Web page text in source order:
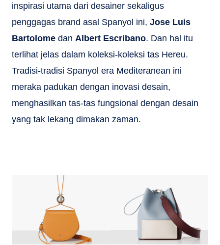
inspirasi utama dari desainer sekaligus
penggagas brand asal Spanyol ini, Jose Luis
Bartolome dan Albert Escribano. Dan hal itu
terlihat jelas dalam koleksi-koleksi tas Hereu.
Tradisi-tradisi Spanyol era Mediteranean ini
meraka padukan dengan inovasi desain,
menghasilkan tas-tas fungsional dengan desain
yang tak lekang dimakan zaman.